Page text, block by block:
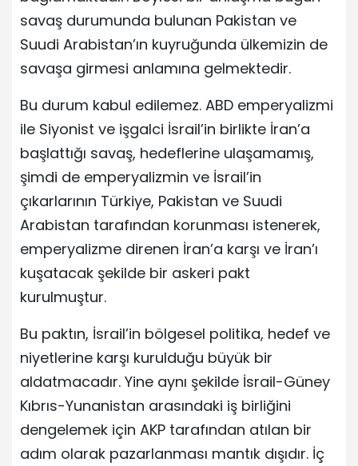
savaş durumunda bulunan Pakistan ve
Suudi Arabistan’ın kuyruğunda ülkemizin de
savaşa girmesi anlamına gelmektedir.
Bu durum kabul edilemez. ABD emperyalizmi
ile Siyonist ve işgalci İsrail’in birlikte İran’a
başlattığı savaş, hedeflerine ulaşamamış,
şimdi de emperyalizmin ve İsrail’in
çıkarlarının Türkiye, Pakistan ve Suudi
Arabistan tarafından korunması istenerek,
emperyalizme direnen İran’a karşı ve İran’ı
kuşatacak şekilde bir askeri pakt
kurulmuştur.
Bu paktın, İsrail’in bölgesel politika, hedef ve
niyetlerine karşı kurulduğu büyük bir
aldatmacadır. Yine aynı şekilde İsrail-Güney
Kıbrıs-Yunanistan arasındaki iş birliğini
dengelemek için AKP tarafından atılan bir
adım olarak pazarlanması mantık dışıdır. İç